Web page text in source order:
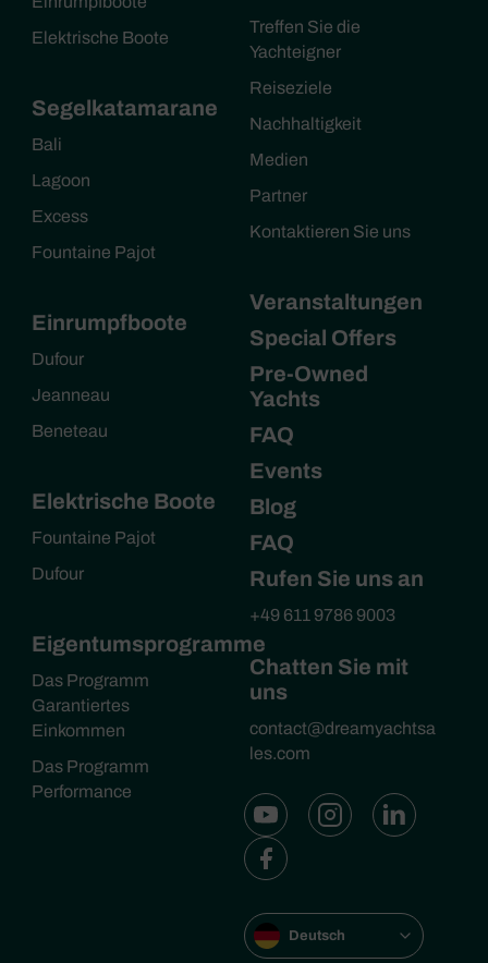
Elektrische Boote
Segelkatamarane
Bali
Lagoon
Excess
Fountaine Pajot
Einrumpfboote
Dufour
Jeanneau
Beneteau
Elektrische Boote
Fountaine Pajot
Dufour
Eigentumsprogramme
Das Programm
Garantiertes
Einkommen
Das Programm
Performance
Treffen Sie die
Yachteigner
Reiseziele
Nachhaltigkeit
Medien
Partner
Kontaktieren Sie uns
Veranstaltungen
Special Offers
Pre-Owned
Yachts
FAQ
Events
Blog
FAQ
Rufen Sie uns an
+49 611 9786 9003
Chatten Sie mit
uns
contact@dreamyachtsa
les.com
Deutsch